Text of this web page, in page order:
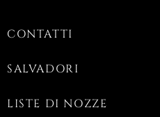
CONTATTI
SALVADORI
LISTE DI NOZZE